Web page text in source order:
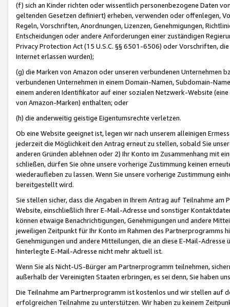
(f) sich an Kinder richten oder wissentlich personenbezogene Daten
geltenden Gesetzen definiert) erheben, verwenden oder offenlegen,
Regeln, Vorschriften, Anordnungen, Lizenzen, Genehmigungen,
Entscheidungen oder andere Anforderungen einer zuständigen
Privacy Protection Act (15 U.S.C. §§ 6501-6506) oder Vorschriften,
Internet erlassen wurden);
(g) die Marken von Amazon oder unseren verbundenen Unternehmen
verbundenen Unternehmen in einem Domain-Namen, Subdomain-
einem anderen Identifikator auf einer sozialen Netzwerk-Website
von Amazon-Marken) enthalten; oder
(h) die anderweitig geistige Eigentumsrechte verletzen.
Ob eine Website geeignet ist, legen wir nach unserem alleinigen
jederzeit die Möglichkeit den Antrag erneut zu stellen, sobald Sie
anderen Gründen ablehnen oder 2) Ihr Konto im Zusammenhang mit
schließen, dürfen Sie ohne unsere vorherige Zustimmung keinen
wiederaufleben zu lassen. Wenn Sie unsere vorherige Zustimmung
bereitgestellt wird.
Sie stellen sicher, dass die Angaben in Ihrem Antrag auf Teilnahme
Website, einschließlich Ihrer E-Mail-Adresse und sonstiger
können etwaige Benachrichtigungen, Genehmigungen und andere
jeweiligen Zeitpunkt für Ihr Konto im Rahmen des Partnerprogramms
Genehmigungen und andere Mitteilungen, die an diese E-Mail-
hinterlegte E-Mail-Adresse nicht mehr aktuell ist.
Wenn Sie als Nicht-US-Bürger am Partnerprogramm teilnehmen,
außerhalb der Vereinigten Staaten erbringen, es sei denn, Sie haben
Die Teilnahme am Partnerprogramm ist kostenlos und wir stellen auf
erfolgreichen Teilnahme zu unterstützen. Wir haben zu keinem